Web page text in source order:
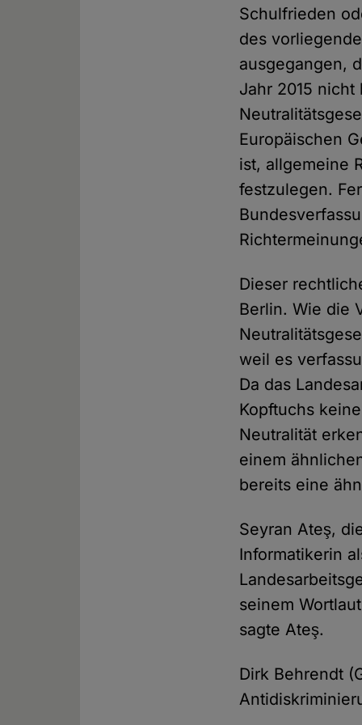
Schulfrieden
des
ausgegangen,
Jahr 2015
Europäischen
ist, allgemeine
festzulegen.
Dieser
Berlin. Wie die
weil es
Da das
Kopftuchs
Neutralität
einem
bereits eine
Seyran Ateş,
Informatikerin
seinem
sagte Ateş.
Dirk Behrendt